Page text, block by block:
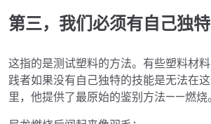
第三，我们必须有自己独特
这指的是测试塑料的方法。有些塑料材
践者如果没有自己独特的技能是无法在
里，他提供了最原始的鉴别方法——燃烧。